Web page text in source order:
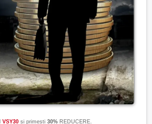
VSY30 și primești 30%REDUCERE.